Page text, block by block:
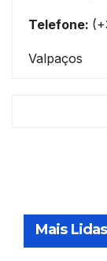
Telefone:
Valpaços
Mais Lidas